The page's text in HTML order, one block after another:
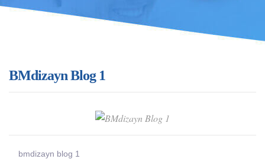
BMdizayn Blog 1
bmdizayn blog 1